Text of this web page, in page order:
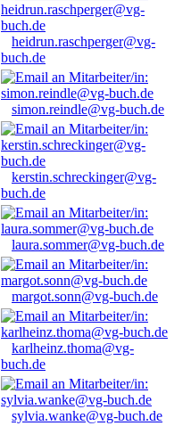
heidrun.raschperger@vg-
buch.de
simon.reindle@vg-buch.de
kerstin.schreckinger@vg-
buch.de
laura.sommer@vg-buch.de
margot.sonn@vg-buch.de
karlheinz.thoma@vg-
buch.de
sylvia.wanke@vg-buch.de